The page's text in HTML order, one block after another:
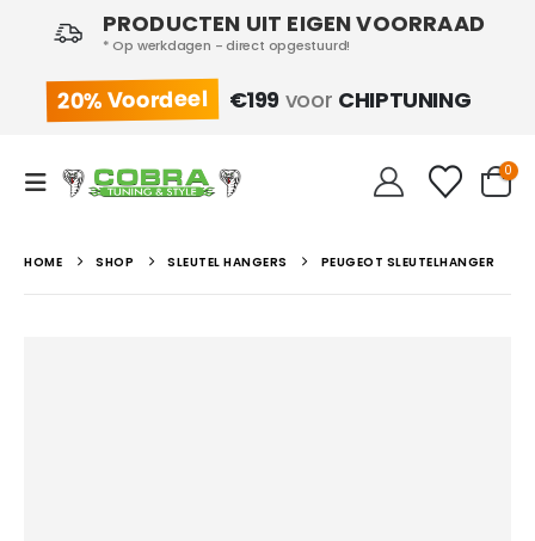
PRODUCTEN UIT EIGEN VOORRAAD
* Op werkdagen - direct opgestuurd!
20% Voordeel €199 voor CHIPTUNING
0
HOME SHOP SLEUTEL HANGERS PEUGEOT SLEUTELHANGER